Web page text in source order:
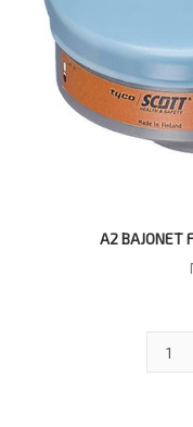
A2 BAJONET